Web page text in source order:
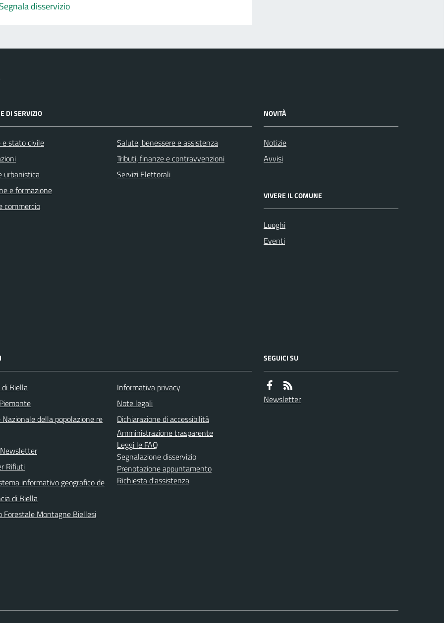
disservizio
DI SERVIZIO
e stato civile
urbanistica
e formazione
commercio
Salute, benessere e assistenza
Tributi, finanze e contravvenzioni
Servizi Elettorali
NOVITÀ
Notizie
Avvisi
VIVERE IL COMUNE
Luoghi
Eventi
Biella
della popolazione re
Rifiuti
informativo geografico de
di Biella
Forestale Montagne Biellesi
Informativa privacy
Note legali
Dichiarazione di accessibilità
Amministrazione trasparente
Leggi le FAQ
Segnalazione disservizio
Prenotazione appuntamento
Richiesta d'assistenza
SEGUICI SU
Newsletter